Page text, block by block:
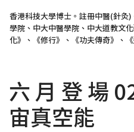
taoistyuen@gmail.com
香港科技大學博士。註冊中醫(針
學院、中大中醫學院、中大道教文
化》、《修行》、《功夫傳奇》、
六 月 登 場
宙真空能